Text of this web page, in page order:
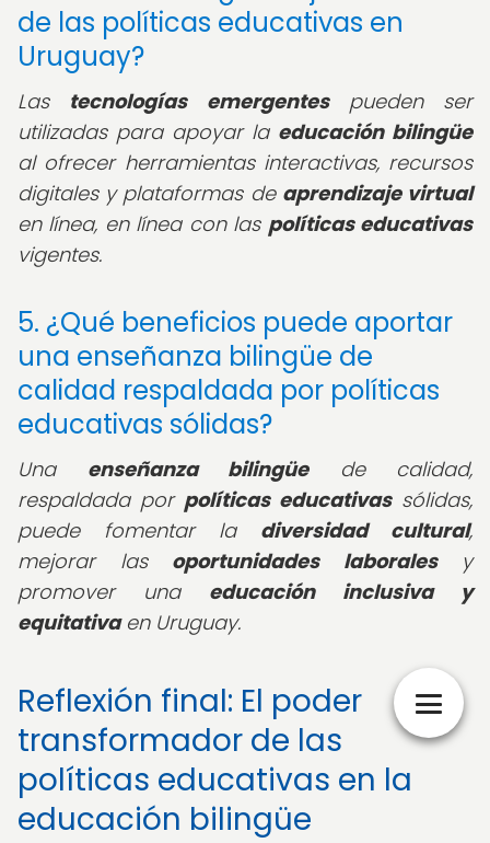
de las políticas educativas en
Uruguay?
Las tecnologías emergentespueden ser
utilizadas para apoyar la educación bilingüe
al ofrecer herramientas interactivas, recursos
digitales y plataformas de aprendizaje virtual
en línea, en línea con las políticas educativas
vigentes.
5. ¿Qué beneficios puede aportar
una enseñanza bilingüe de
calidad respaldada por políticas
educativas sólidas?
Una enseñanza bilingüede calidad,
respaldada por políticas educativassólidas,
puede fomentar la diversidad cultural,
mejorar las oportunidades laboralesy
promover una educación inclusiva y
equitativaen Uruguay.
Reflexión final: El poder
transformador de las
políticas educativas en la
educación bilingüe